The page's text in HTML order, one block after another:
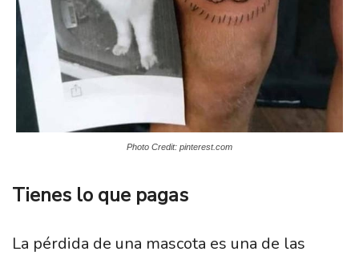
Photo Credit: pinterest.com
Tienes lo que pagas
La pérdida de una mascota es una de las